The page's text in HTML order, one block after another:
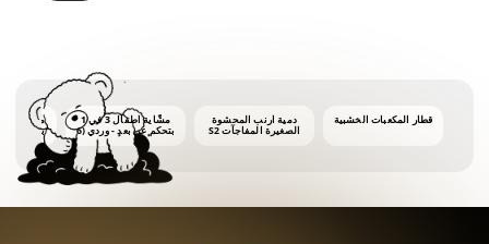
قطار المكعبات الخشبية
دمية أرنب المحشوة
الصغيرة المفاجآت S2
مشّاية أطفال 3 في 1
بتحكم عن بعد - وردي (6
أشهر فأكثر)
ماكينة